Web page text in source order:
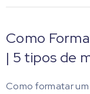
Como
| 5 tipos de
Como formatar